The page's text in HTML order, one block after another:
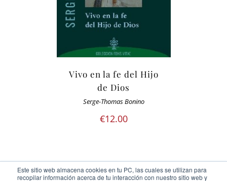
Este sitio web almacena cookies en tu PC, las cuales se utilizan para
recopilar información acerca de tu interacción con nuestro sitio web y
Vivo en la fe del Hijo
de Dios
Serge-Thomas Bonino
€12.00